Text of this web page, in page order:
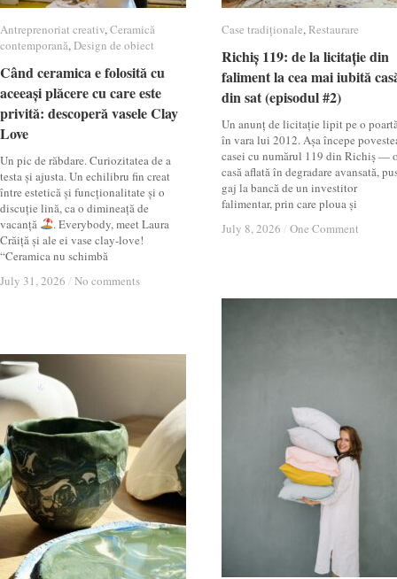
Antreprenoriat creativ,Ceramică
contemporană,Design de obiect
Când ceramica e folosită cu
aceeași plăcere cu care este
privită: descoperă vasele Clay
Love
Un pic de răbdare. Curiozitatea de a
testa și ajusta. Un echilibru fin creat
între estetică și funcționalitate și o
discuție lină, ca o dimineață de
vacanță
. Everybody, meet Laura
Crăiță și ale ei vase clay-love!
“Ceramica nu schimbă
July 31, 2026 / No comments
Antreprenoriat creativ Ceramică
contemporană Design de obiect
Când ceramica e folosită cu
aceeași plăcere cu care este
privită: descoperă vasele Clay
Love
July 31, 2026 / No comments
Case tradiționale,Restaurare
Richiș 119: de la licitație din
faliment la cea mai iubită
din sat (episodul #2)
Un anunț de licitație lipit pe o
în vara lui 2012. Așa începe
casei cu numărul 119 din Richiș —
casă aflată în degradare avansată,
gaj la bancă de un investitor
falimentar, prin care ploua și
July 8, 2026 / One Comment
Case tradiționale Restaurare
Richiș 119: de la licitație din
faliment la cea mai iubită
din sat (episodul #2)
July 8, 2026 / One Comment